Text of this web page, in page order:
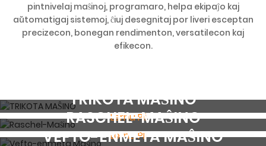
pintnivelaj maŝinoj, programaro, helpa ekipaĵo kaj
aŭtomatigaj sistemoj, ĉiuj desegnitaj por liveri esceptan
precizecon, bonegan rendimenton, versatilecon kaj
efikecon.
TRIKOTA MAŜINO
Lernu Pli
RASCHEL-MAŜINO
Lernu Pli
VEFTO-ENMETA MAŜINO